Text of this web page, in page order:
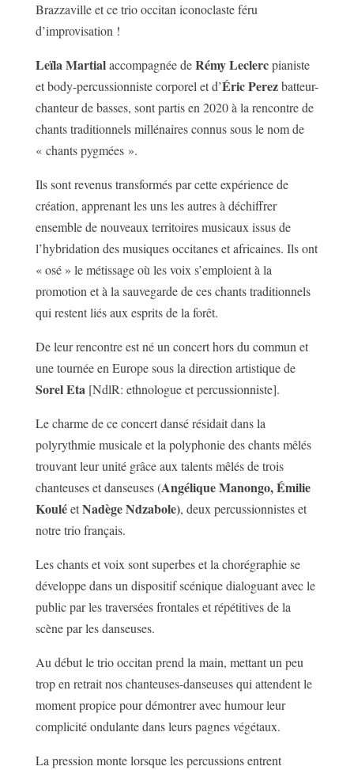
Brazzaville et ce trio occitan iconoclaste féru
d’improvisation !
Leïla Martialaccompagnée deRémy Leclercpianiste
et body-percussionniste corporel et d’Éric Perezbatteur-
chanteur de basses, sont partis en 2020 à la rencontre de
chants traditionnels millénaires connus sous le nom de
« chants pygmées ».
Ils sont revenus transformés par cette expérience de
création, apprenant les uns les autres à déchiffrer
ensemble de nouveaux territoires musicaux issus de
l’hybridation des musiques occitanes et africaines. Ils ont
« osé » le métissage où les voix s’emploient à la
promotion et à la sauvegarde de ces chants traditionnels
qui restent liés aux esprits de la forêt.
De leur rencontre est né un concert hors du commun et
une tournée en Europe sous la direction artistique de
Sorel Eta[NdlR: ethnologue et percussionniste].
Le charme de ce concert dansé résidait dans la
polyrythmie musicale et la polyphonie des chants mêlés
trouvant leur unité grâce aux talents mêlés de trois
chanteuses et danseuses (Angélique Manongo, Émilie
KouléetNadège Ndzabole), deux percussionnistes et
notre trio français.
Les chants et voix sont superbes et la chorégraphie se
développe dans un dispositif scénique dialoguant avec le
public par les traversées frontales et répétitives de la
scène par les danseuses.
Au début le trio occitan prend la main, mettant un peu
trop en retrait nos chanteuses-danseuses qui attendent le
moment propice pour démontrer avec humour leur
complicité ondulante dans leurs pagnes végétaux.
La pression monte lorsque les percussions entrent